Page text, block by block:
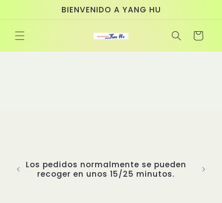
BIENVENIDO A YANG HU
Carrito
Los pedidos normalmente se pueden
recoger en unos 15/25 minutos.